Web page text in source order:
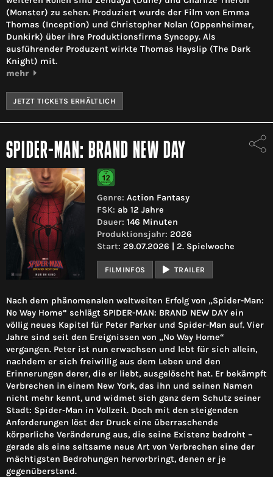
(Monster) zu sehen. Produziert wurde der Film von Emma
Thomas (Inception) und Christopher Nolan (Oppenheimer,
Dunkirk) über ihre Produktionsfirma Syncopy. Als
ausführender Produzent wirkte Thomas Hayslip (The Dark
Knight) mit.
mehr
JETZT TICKETS ERHÄLTLICH
SPIDER-MAN: BRAND NEW DAY
Genre: Action Fantasy
FSK: ab 12 Jahre
Dauer: 146 Minuten
Produktionsjahr: 2026
Start: 29.07.2026 | 2. Spielwoche
FILMINFOS TRAILER
Nach dem phänomenalen weltweiten Erfolg von „Spider-Man:
No Way Home“ schlägt SPIDER-MAN: BRAND NEW DAY ein
völlig neues Kapitel für Peter Parker und Spider-Man auf. Vier
Jahre sind seit den Ereignissen von „No Way Home“
vergangen. Peter ist nun erwachsen und lebt für sich allein,
nachdem er sich freiwillig aus dem Leben und den
Erinnerungen derer, die er liebt, ausgelöscht hat. Er bekämpft
Verbrechen in einem New York, das ihn und seinen Namen
nicht mehr kennt, und widmet sich ganz dem Schutz seiner
Stadt: Spider-Man in Vollzeit. Doch mit den steigenden
Anforderungen löst der Druck eine überraschende
körperliche Veränderung aus, die seine Existenz bedroht –
gerade als eine seltsame neue Art von Verbrechen eine der
mächtigsten Bedrohungen hervorbringt, denen er je
gegenüberstand.